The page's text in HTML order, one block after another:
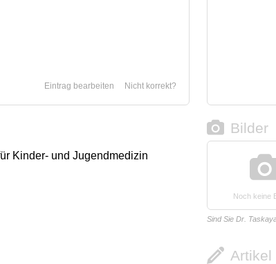
Nicht korrekt?
Eintrag bearbeiten
Kinder- und Jugendmedizin
Bilder
Noch keine
Sind Sie Dr.
Artikel